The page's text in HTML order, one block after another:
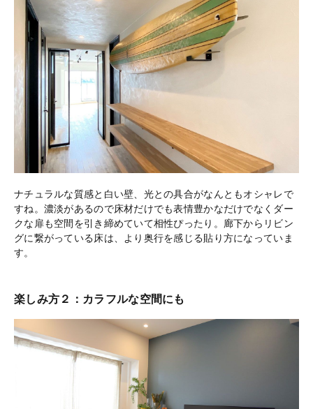
ナチュラルな質感と白い壁、光との具合がなんともオシャレで
すね。濃淡があるので床材だけでも表情豊かなだけでなくダー
クな扉も空間を引き締めていて相性ぴったり。廊下からリビン
グに繋がっている床は、より奥行を感じる貼り方になっていま
す。
楽しみ方２：カラフルな空間にも